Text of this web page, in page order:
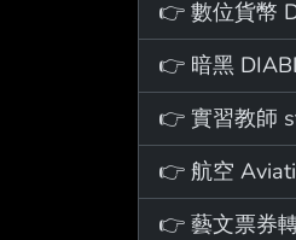
👉 數位貨幣
👉 暗黑
👉 實習教師
👉 航空